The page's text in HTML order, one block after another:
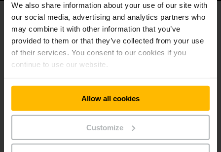
We also share information about your use of our site with
our social media, advertising and analytics partners who
may combine it with other information that you’ve
provided to them or that they’ve collected from your use
of their services. You consent to our cookies if you
continue to use our website.
Allow all cookies
Customize